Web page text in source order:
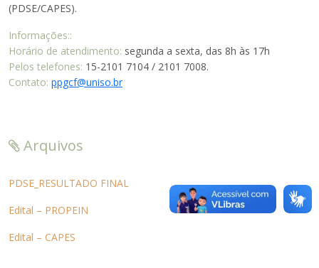
(PDSE/CAPES).
Informações::
Horário de atendimento: segunda a sexta, das 8h às 17h
Pelos telefones: 15-2101 7104 / 2101 7008.
Contato: ppgcf@uniso.br
Arquivos
PDSE_RESULTADO FINAL
Edital – PROPEIN
Edital – CAPES